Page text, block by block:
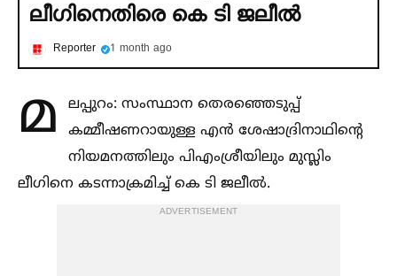
ലീഗിനെതിരെ കെ ടി ജലീല്‍
Reporter 1 month ago
മ
ലപ്പുറം: സംസ്ഥാന തെരഞ്ഞെടുപ്പ്
കമ്മീഷണറായുള്ള എന്‍ ശേഷാദ്രിനാഥിന്റെ
നിയമനത്തിലും പിഎംശ്രീയിലും മുസ്ലിം
ലീഗിനെ കടന്നാക്രമിച്ച്‌ കെ ടി ജലീല്‍.
ADVERTISEMENT